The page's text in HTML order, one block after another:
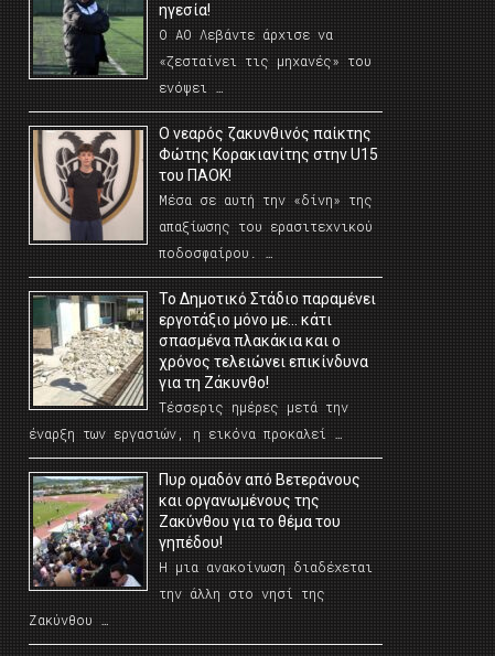
ηγεσία!
Ο ΑΟ Λεβάντε άρχισε να
«ζεσταίνει τις μηχανές» του
ενόψει …
O νεαρός ζακυνθινός παίκτης
Φώτης Κορακιανίτης στην U15
του ΠΑΟΚ!
Μέσα σε αυτή την «δίνη» της
απαξίωσης του ερασιτεχνικού
ποδοσφαίρου. …
Το Δημοτικό Στάδιο παραμένει
εργοτάξιο μόνο με… κάτι
σπασμένα πλακάκια και ο
χρόνος τελειώνει επικίνδυνα
για τη Ζάκυνθο!
Τέσσερις ημέρες μετά την
έναρξη των εργασιών, η εικόνα προκαλεί …
Πυρ ομαδόν από Βετεράνους
και οργανωμένους της
Ζακύνθου για το θέμα του
γηπέδου!
Η μια ανακοίνωση διαδέχεται
την άλλη στο νησί της
Ζακύνθου …